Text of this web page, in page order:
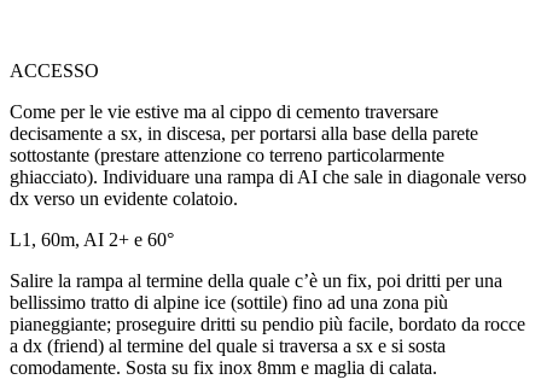
ACCESSO
Come per le vie estive ma al cippo di cemento traversare
decisamente a sx, in discesa, per portarsi alla base della parete
sottostante (prestare attenzione co terreno particolarmente
ghiacciato). Individuare una rampa di AI che sale in diagonale verso
dx verso un evidente colatoio.
L1, 60m, AI 2+ e 60°
Salire la rampa al termine della quale c’è un fix, poi dritti per una
bellissimo tratto di alpine ice (sottile) fino ad una zona più
pianeggiante; proseguire dritti su pendio più facile, bordato da rocce
a dx (friend) al termine del quale si traversa a sx e si sosta
comodamente. Sosta su fix inox 8mm e maglia di calata.